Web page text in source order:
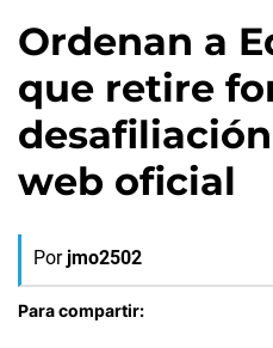
Ordenan a
que retire
web oficial
Por jmo2502
Para compartir: